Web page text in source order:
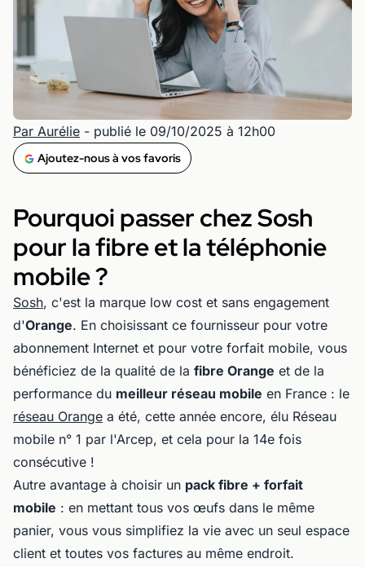
Par Aurélie - publié le 09/10/2025 à 12h00
Ajoutez-nous à vos favoris
Pourquoi passer chez Sosh
pour la fibre et la téléphonie
mobile ?
Sosh, c'est la marque low cost et sans engagement
d'Orange. En choisissant ce fournisseur pour votre
abonnement Internet et pour votre forfait mobile, vous
bénéficiez de la qualité de la fibre Orange et de la
performance du meilleur réseau mobile en France : le
réseau Orange a été, cette année encore, élu Réseau
mobile n° 1 par l'Arcep, et cela pour la 14e fois
consécutive !
Autre avantage à choisir un pack fibre + forfait
mobile : en mettant tous vos œufs dans le même
panier, vous vous simplifiez la vie avec un seul espace
client et toutes vos factures au même endroit.